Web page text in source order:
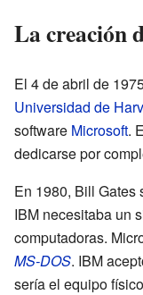
La creación
El 4 de abril de
Universidad de
software Microsoft.
dedicarse por
En 1980, Bill Gates
IBM necesitaba un
computadoras.
MS-DOS. IBM
sería el equipo